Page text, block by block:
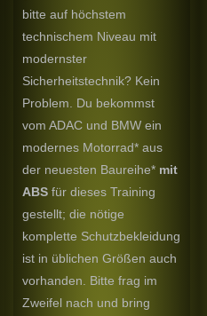
bitte auf höchstem
technischem Niveau mit
modernster
Sicherheitstechnik? Kein
Problem. Du bekommst
vom ADAC und BMW ein
modernes Motorrad* aus
der neuesten Baureihe* mit
ABS für dieses Training
gestellt; die nötige
komplette Schutzbekleidung
ist in üblichen Größen auch
vorhanden. Bitte frag im
Zweifel nach und bring